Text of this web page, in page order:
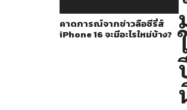
คาดการณ์จากข่าวลือซีรี่ส์
iPhone 16 จะมีอะไรใหม่บ้าง?
ยั
ไ